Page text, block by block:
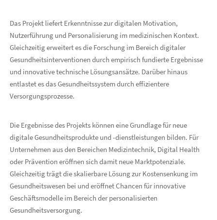
Das Projekt liefert Erkenntnisse zur digitalen Motivation,
Nutzerführung und Personalisierung im medizinischen Kontext.
Gleichzeitig erweitert es die Forschung im Bereich digitaler
Gesundheitsinterventionen durch empirisch fundierte Ergebnisse
und innovative technische Lösungsansätze. Darüber hinaus
entlastet es das Gesundheitssystem durch effizientere
Versorgungsprozesse.
Die Ergebnisse des Projekts können eine Grundlage für neue
digitale Gesundheitsprodukte und -dienstleistungen bilden. Für
Unternehmen aus den Bereichen Medizintechnik, Digital Health
oder Prävention eröffnen sich damit neue Marktpotenziale.
Gleichzeitig trägt die skalierbare Lösung zur Kostensenkung im
Gesundheitswesen bei und eröffnet Chancen für innovative
Geschäftsmodelle im Bereich der personalisierten
Gesundheitsversorgung.